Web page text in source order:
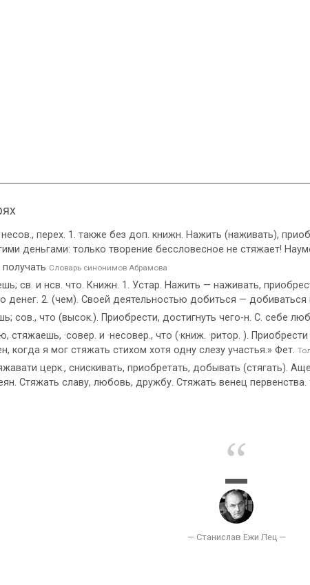
перех. 1. также без доп. книжн. Нажить (наживать),
деньгами: только творение бессловесное не стяжает!
Словарь синонимов Абрамова
св. и нсв. что. Книжн. 1. Устар. Нажить — наживать,
денег. 2. (чем). Своей деятельностью добиться — добиваться
сов., что (высок.). Приобрести, достигнуть чего-н. С. себе
·совер. и ·несовер., что (·книж. ·ритор. ).
когда я мог стяжать стихом хотя одну слезу участья.» Фет.
церк., снискивать, приобретать, добывать (стягать).
Стяжать славу, любовь, дружбу. Стяжать венец первенства.